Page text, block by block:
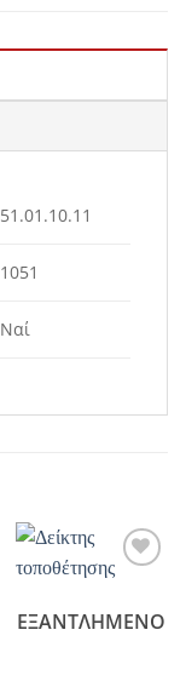
51.01.10.11
1051
Ναί
Add to
ΕΞΑΝΤΛΗΜΈΝΟ